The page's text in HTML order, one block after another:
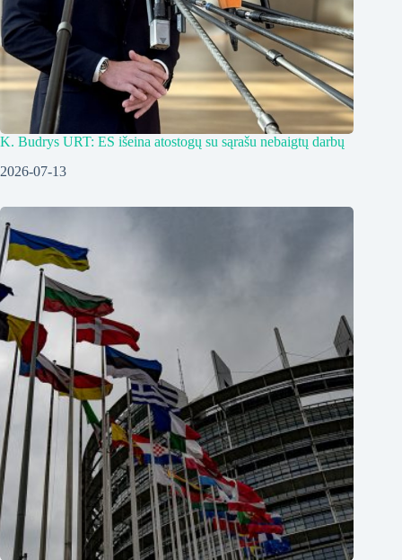
K. Budrys URT: ES išeina atostogų su sąrašu nebaigtų darbų
2026-07-13